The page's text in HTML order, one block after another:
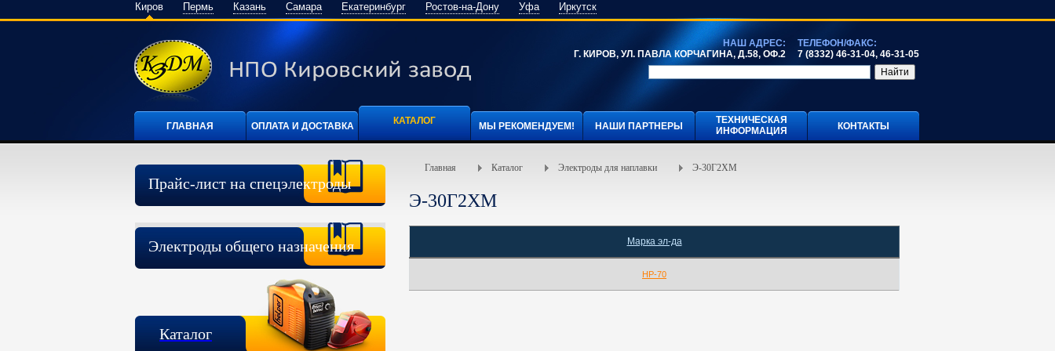
Киров Пермь Казань Самара Екатеринбург Ростов-на-Дону Уфа Иркутск
НАШ АДРЕС:
Г. КИРОВ, УЛ. ПАВЛА КОРЧАГИНА, Д.58, ОФ.2
ТЕЛЕФОН/ФАКС:
7 (8332) 46-31-04, 46-31-05
ГЛАВНАЯ ОПЛАТА И ДОСТАВКА КАТАЛОГ МЫ РЕКОМЕНДУЕМ! НАШИ ПАРТНЕРЫ
ТЕХНИЧЕСКАЯ
ИНФОРМАЦИЯ
КОНТАКТЫ
Прайс-лист на спецэлектроды
Электроды общего назначения
Каталог
Главная Каталог Электроды для наплавки Э-30Г2ХМ
Э-30Г2ХМ
Марка эл-да
НР-70